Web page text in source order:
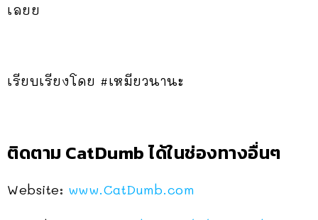
เลยย
เรียบเรียงโดย #เหมียวนานะ
ติดตาม CatDumb ได้ในช่องทางอื่นๆ
Website: www.CatDumb.com